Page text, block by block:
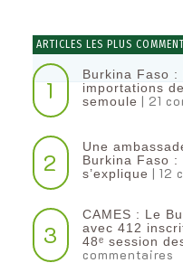
ARTICLES LES PLUS
1
Burkina Faso
importations
semoule | 21
2
Une
Burkina Faso :
s’explique | 12
3
CAMES : Le
avec 412
48ᵉ session
commentaires